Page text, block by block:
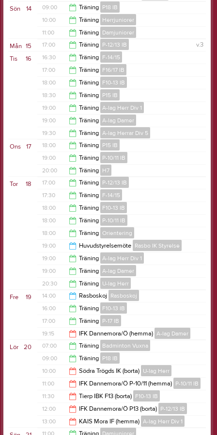
17:00
17:00
14
Sön 09:00 Träning P18 IB
10:00
10:00 Träning Herrjuniorer
11:00
11:00 Träning Damjuniorer
12:00
15
Mån v.3
17:00 Träning P-12/13 IB
18:00
16
Tis 16:30 Träning F-14/15
17:30
17:00 Träning F16/17 IB
18:00
18:00 Träning F10-13 IB
19:00
18:30 Träning P15 IB
19:30
19:00 Träning A-lag Herr Div 1
20:30
19:00 Träning A-lag Damer
20:30
19:30 Träning A-lag Herrar Div 5
21:00
17
Ons 18:00 Träning P15 IB
19:00
19:00 Träning P-10/11 IB
20:00
20:00 Träning H7
23:00
18
Tor 17:00 Träning P-12/13 IB
18:00
17:30 Träning F-14/15
18:30
18:00 Träning F10-13 IB
19:30
18:00 Träning P-10/11 IB
19:00
18:00 Träning Orientering
19:00
19:00 Huvudstyrelsemöte Rasbo IK Styrelse
20:00
19:00 Träning A-lag Herr Div 1
20:30
19:00 Träning A-lag Damer
20:30
20:30 Träning U-lag Herr
22:00
19
Fre 14:00 Rasboskoj Rasboskoj
16:00
16:00 Träning F10-13 IB
17:00
17:00 Träning P-17 IB
18:00
19:15 IFK Dannemora/Ö (hemma) A-lag Damer
21:15
20
Lör 07:00 Träning Badminton Vuxna
09:00
09:00 Träning P18 IB
10:00
10:00 Södra Trögds IK (borta) U-lag Herr
12:00
11:00 IFK Dannemora/Ö P-10/11 (hemma) P-10/11 IB
13:00
11:30 Tierp IBK F13 (borta) F10-13 IB
13:30
12:00 IFK Dannemora/Ö P13 (borta) P-12/13 IB
14:00
13:00 KAIS Mora IF (hemma) A-lag Herr Div 1